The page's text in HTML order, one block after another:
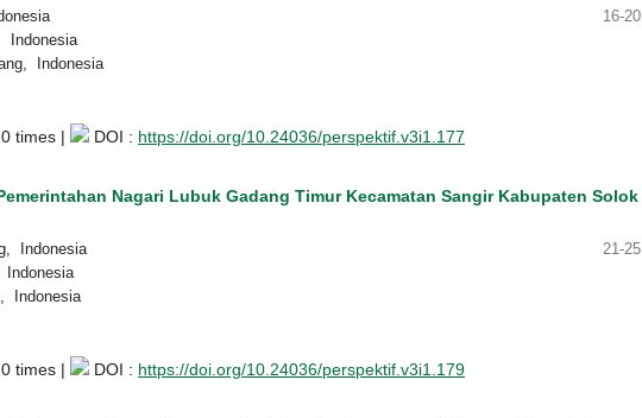
Indonesia
Indonesia
16-20
times | DOI : https://doi.org/10.24036/perspektif.v3i1.177
Nagari Lubuk Gadang Timur Kecamatan Sangir Kabupaten Solok
Indonesia
Indonesia
Indonesia
21-25
times | DOI : https://doi.org/10.24036/perspektif.v3i1.179